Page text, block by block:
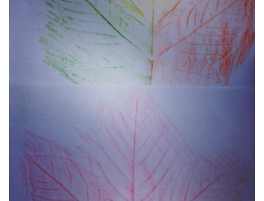
DĚJINY VÝTVARNÉHO UMĚNÍ
NOVINKY ZE ŠKOLSTVÍ 2025
ROČNÍ PLÁN - INSPIRACE /DLE NOVÉHO RVP PV 2025
VZDĚLÁVACÍ BLOK ŘÍJEN
VZDĚLÁVACÍ BLOK LISTOPAD